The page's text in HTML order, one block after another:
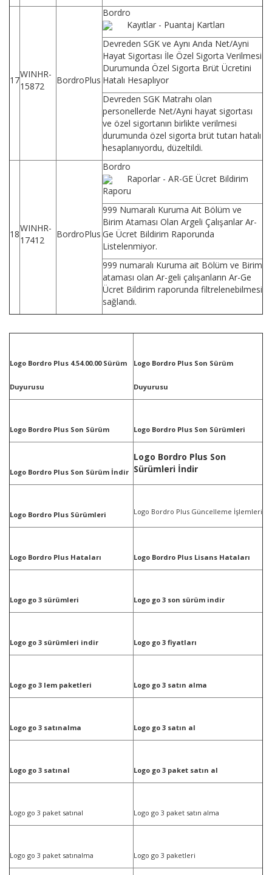
17
WINHR-
15872
BordroPlus
Bordro
Kayıtlar - Puantaj Kartları
Devreden SGK ve Aynı Anda Net/Ayni
Hayat Sigortası İle Özel Sigorta Verilmesi
Durumunda Özel Sigorta Brüt Ücretini
Hatalı Hesaplıyor
Devreden SGK Matrahı olan
personellerde Net/Ayni hayat sigortası
ve özel sigortanın birlikte verilmesi
durumunda özel sigorta brüt tutarı hatalı
hesaplanıyordu, düzeltildi.
18
WINHR-
17412
BordroPlus
Bordro
Raporlar - AR-GE Ücret Bildirim
Raporu
999 Numaralı Kuruma Ait Bölüm ve
Birim Ataması Olan Argeli Çalışanlar Ar-
Ge Ücret Bildirim Raporunda
Listelenmiyor.
999 numaralı Kuruma ait Bölüm ve Birim
ataması olan Ar-geli çalışanların Ar-Ge
Ücret Bildirim raporunda filtrelenebilmesi
sağlandı.
Logo Bordro Plus 4.54.00.00 Sürüm
Duyurusu
Logo Bordro Plus Son Sürüm
Duyurusu
Logo Bordro Plus Son Sürüm Logo Bordro Plus Son Sürümleri
Logo Bordro Plus Son Sürüm İndir
Logo Bordro Plus Son
Sürümleri İndir
Logo Bordro Plus Sürümleri Logo Bordro Plus Güncelleme İşlemleri
Logo Bordro Plus Hataları Logo Bordro Plus Lisans Hataları
Logo go 3 sürümleri Logo go 3 son sürüm indir
Logo go 3 sürümleri indir Logo go 3 fiyatları
Logo go 3 lem paketleri Logo go 3 satın alma
Logo go 3 satınalma Logo go 3 satın al
Logo go 3 satınal Logo go 3 paket satın al
Logo go 3 paket satınal Logo go 3 paket satın alma
Logo go 3 paket satınalma Logo go 3 paketleri